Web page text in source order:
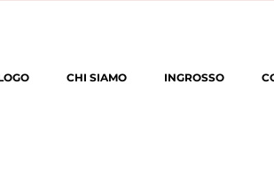
CHI SIAMO INGROSSO